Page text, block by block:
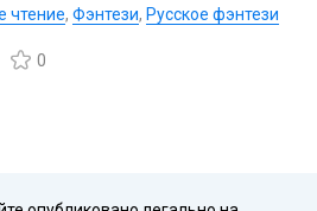
чтение, Фэнтези, Русское фэнтези
0